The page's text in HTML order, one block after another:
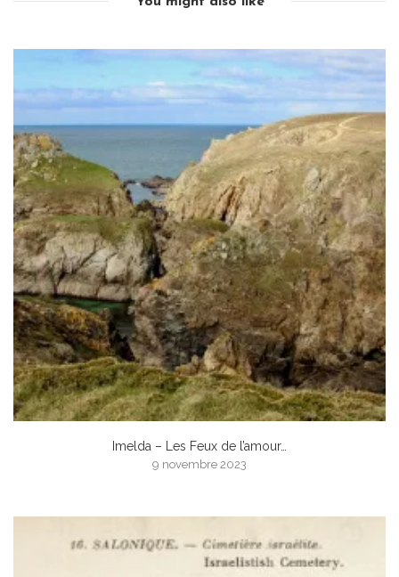
Imelda – Les Feux de l’amour…
9 novembre 2023